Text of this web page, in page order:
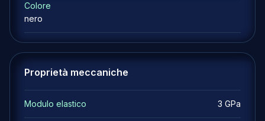
Colore
nero
Proprietà meccaniche
Modulo elastico 3 GPa